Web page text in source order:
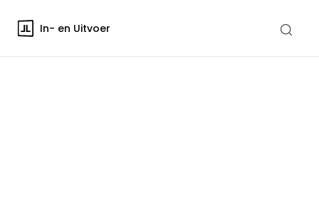
In- en Uitvoer